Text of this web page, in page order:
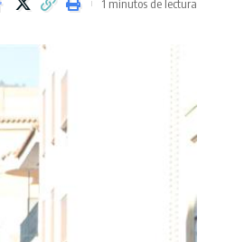
1 minutos de lectura